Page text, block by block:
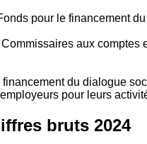
pour le financement
aux comptes
du dialogue
pour leurs
bruts 2024